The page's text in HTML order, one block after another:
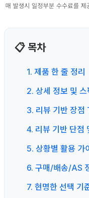
📋 목차
1. 제품 한 줄 정리
2. 상세 정보 및 스
3. 리뷰 기반 장점
4. 리뷰 기반 단점
5. 상황별 활용 가
6. 구매/배송/AS
7. 현명한 선택 기